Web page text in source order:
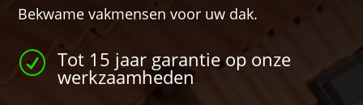
Bekwame vakmensen voor uw dak.
R Tot 15 jaar garantie op onze
werkzaamheden